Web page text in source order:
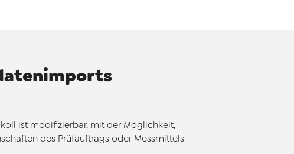
ist modifizierbar, mit der Möglichkeit,
des Prüfauftrags oder Messmittels